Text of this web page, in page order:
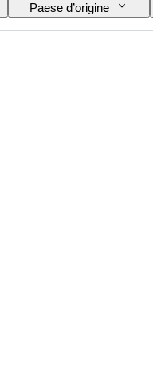
Paese d’origine
Rilegatura